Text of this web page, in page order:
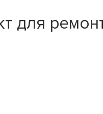
для